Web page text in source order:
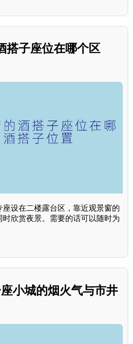
搭子座位在哪个区
设在二楼露台区，靠近观景窗的
欣赏夜景。需要的话可以随时为
小城的烟火气与市井